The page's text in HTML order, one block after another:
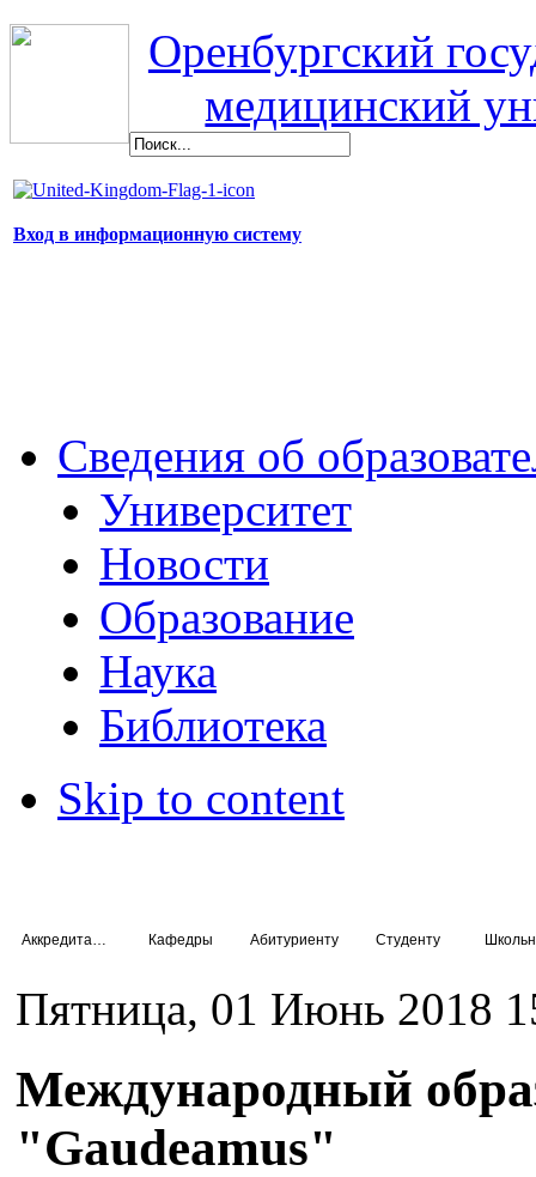
Оренбургский
медицинский
Вход в информационную систему
Сведения об
Университет
Новости
Образование
Наука
Библиотека
Skip to content
Кафедры Абитуриенту Студенту
Пятница, 01 Июнь 2018
Международный
"Gaudeamus"